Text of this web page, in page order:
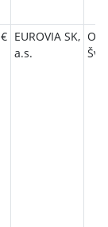
EUROVIA SK,
a.s.